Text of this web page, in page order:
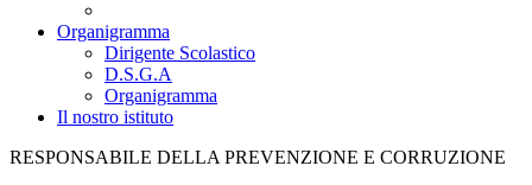
Organigramma
Dirigente Scolastico
D.S.G.A
Organigramma
Il nostro istituto
RESPONSABILE DELLA PREVENZIONE E CORRUZIONE